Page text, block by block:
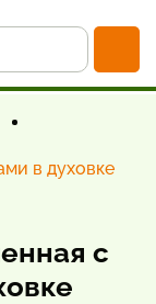
в духовке
с